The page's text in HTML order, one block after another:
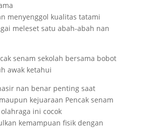
menyenggol kualitas tatami
meleset satu abah-abah nan
senam sekolah bersama bobot
awak ketahui
nan benar penting saat
kejuaraan Pencak senam
ini cocok
kemampuan fisik dengan